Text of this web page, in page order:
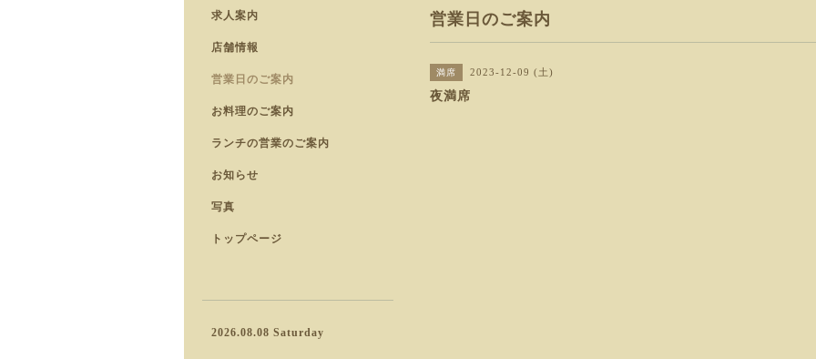
営業日のご案内
満席 2023-12-09 (土)
夜満席
求人案内
店舗情報
営業日のご案内
お料理のご案内
ランチの営業のご案内
お知らせ
写真
トップページ
2026.08.08 Saturday